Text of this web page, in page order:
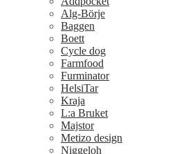
Alg-Börje
Baggen
Boett
Cycle dog
Farmfood
Furminator
HelsiTar
Kraja
L:a Bruket
Majstor
Metizo design
Niggeloh